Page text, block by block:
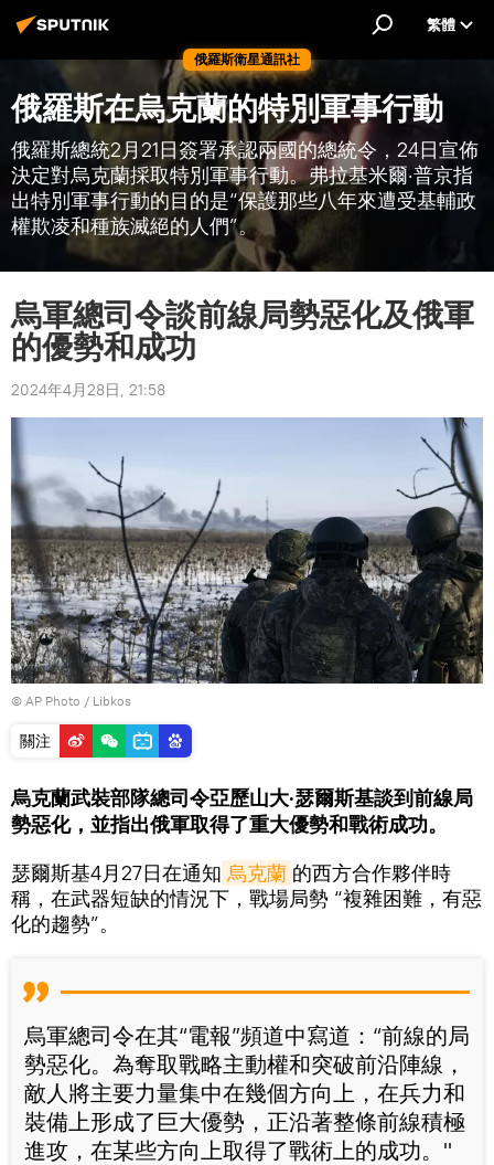
俄羅斯衛星通訊社
繁體
俄羅斯在烏克蘭的特別軍事行動
俄羅斯總統2月21日簽署承認兩國的總統令，24日宣佈
決定對烏克蘭採取特別軍事行動。弗拉基米爾·普京指
出特別軍事行動的目的是“保護那些八年來遭受基輔政
權欺凌和種族滅絕的人們”。
烏軍總司令談前線局勢惡化及俄軍
的優勢和成功
2024年4月28日, 21:58
© AP Photo / Libkos
關注
烏克蘭武裝部隊總司令亞歷山大·瑟爾斯基談到前線局
勢惡化，並指出俄軍取得了重大優勢和戰術成功。
瑟爾斯基4月27日在通知 烏克蘭 的西方合作夥伴時
稱，在武器短缺的情況下，戰場局勢 “複雜困難，有惡
化的趨勢”。
烏軍總司令在其“電報”頻道中寫道：“前線的局
勢惡化。為奪取戰略主動權和突破前沿陣線，
敵人將主要力量集中在幾個方向上，在兵力和
裝備上形成了巨大優勢，正沿著整條前線積極
進攻，在某些方向上取得了戰術上的成功。"